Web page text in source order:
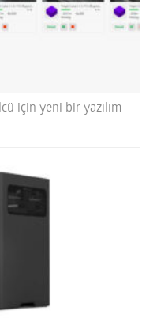
için yeni bir yazılım